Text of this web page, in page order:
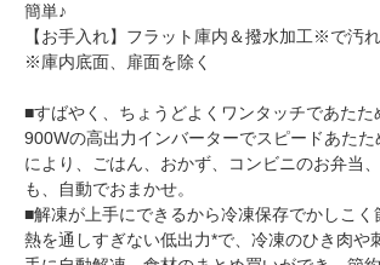
簡単♪
【お手入れ】フラット庫内＆撥水加工※で汚
※庫内底面、扉面を除く
■すばやく、ちょうどよくワンタッチであたた
900Wの高出力インバーターでスピードあた
により、ごはん、おかず、コンビニのお弁当
も、自動でおまかせ。
■解凍が上手にできるから冷凍保存でかしこく
熱を通しすぎない低出力*で、冷凍のひき肉や